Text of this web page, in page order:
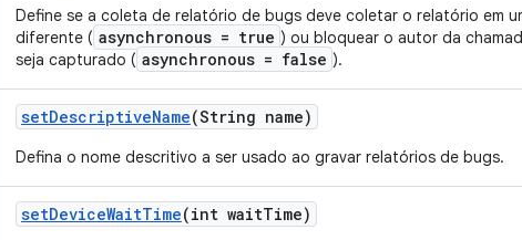
Define se a coleta de relatório de bugs deve coletar o relatório em
diferente ( asynchronous = true ) ou bloquear o autor da
seja capturado ( asynchronous = false ).
setDescriptiveName(String name)
Defina o nome descritivo a ser usado ao gravar relatórios de bugs.
setDeviceWaitTime(int waitTime)